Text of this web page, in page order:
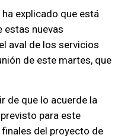
explicado que está
estas nuevas
aval de los servicios
de este martes, que
de que lo acuerde la
para este
del proyecto de